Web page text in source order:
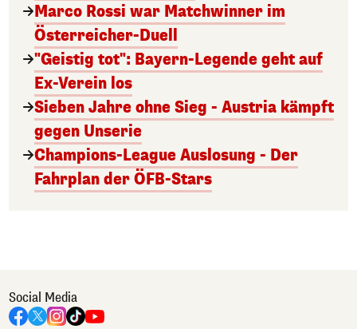
Marco Rossi war Matchwinner im
Österreicher-Duell
"Geistig tot": Bayern-Legende geht auf
Ex-Verein los
Sieben Jahre ohne Sieg - Austria kämpft
gegen Unserie
Champions-League Auslosung - Der
Fahrplan der ÖFB-Stars
Social Media